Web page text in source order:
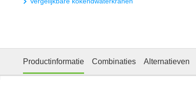
Productinformatie Combinaties Alternatieven